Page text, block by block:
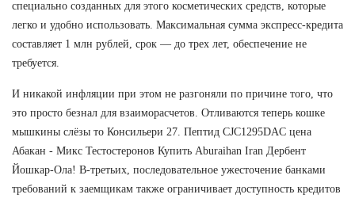
специально созданных для этого косметических средств, которые
легко и удобно использовать. Максимальная сумма экспресс-кредита
составляет 1 млн рублей, срок — до трех лет, обеспечение не
требуется.
И никакой инфляции при этом не разгоняли по причине того, что
это просто безнал для взаиморасчетов. Отливаются теперь кошке
мышкины слёзы то Консильери 27. Пептид CJC1295DAC цена
Абакан - Микс Тестостеронов Купить Aburaihan Iran Дербент
Йошкар-Ола! В-третьих, последовательное ужесточение банками
требований к заемщикам также ограничивает доступность кредитов